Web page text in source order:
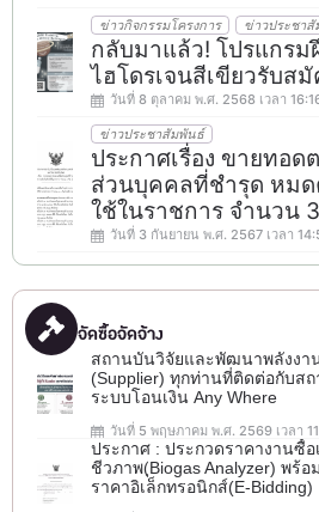
ข่าวกิจกรรมโครงการ ข่าวประชา
กลับมาแล้ว! โปรแกร
ไฮโดรเจนสีเขียวรับส
วันที่ 8 ตุลาคม พ.ศ. 2568 เวลา
ข่าวประชาสัมพันธ์
ประกาศเรื่อง ขายทอด
ส่วนบุคคลที่ชำรุด หมด
ใช้ในราชการ จำนวน
วันที่ 3 กันยายน พ.ศ. 2567 เวลา
จัดซื้อจัดจ้าง
สถานบันวิจัยและพัฒนาพลังงา
(Supplier) ทุกท่านที่ติดต่อกับส
ระบบโอนเงิน Any Where
วันที่ 5 พฤษภาคม พ.ศ. 2569 เวลา
ประกาศ : ประกวดราคางานซื้อ
ชีวภาพ(ฺBiogas Analyzer) พร้
ราคาอิเล็กทรอนิกส์(e-Bidding)